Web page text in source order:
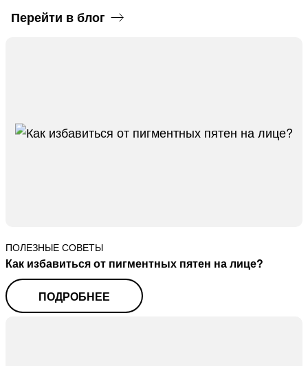
Перейти в блог
ПОЛЕЗНЫЕ СОВЕТЫ
Как избавиться от пигментных пятен на лице?
ПОДРОБНЕЕ